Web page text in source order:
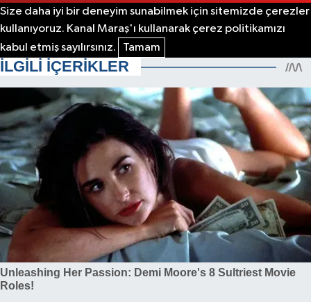
Size daha iyi bir deneyim sunabilmek için sitemizde çerezler
kullanıyoruz. Kanal Maraş'ı kullanarak çerez politikamızı
kabul etmiş sayılırsınız.
Tamam